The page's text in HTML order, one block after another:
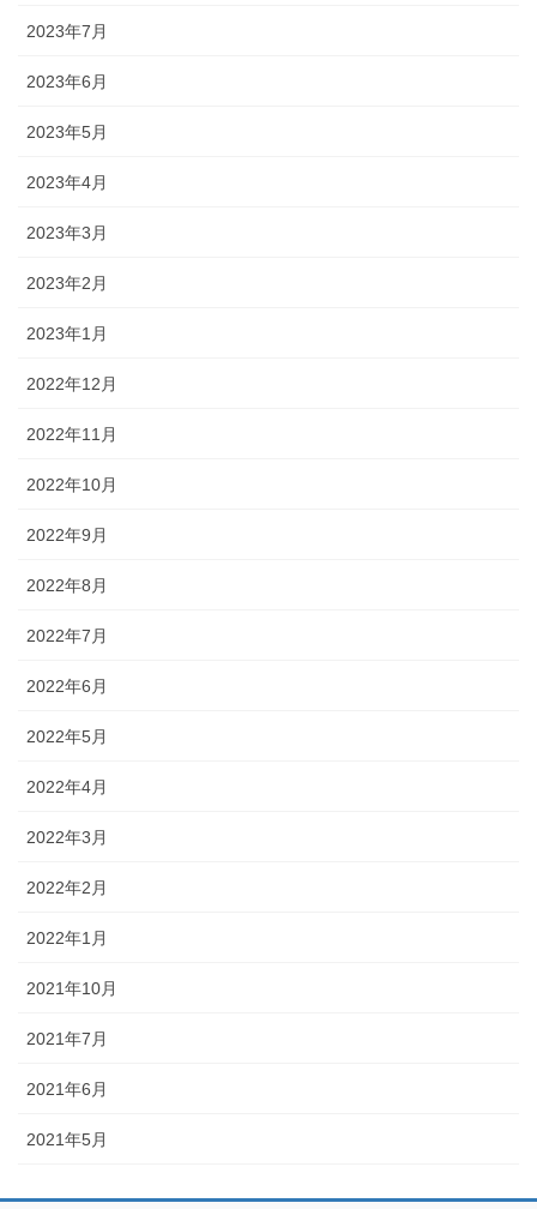
2023年7月
2023年6月
2023年5月
2023年4月
2023年3月
2023年2月
2023年1月
2022年12月
2022年11月
2022年10月
2022年9月
2022年8月
2022年7月
2022年6月
2022年5月
2022年4月
2022年3月
2022年2月
2022年1月
2021年10月
2021年7月
2021年6月
2021年5月